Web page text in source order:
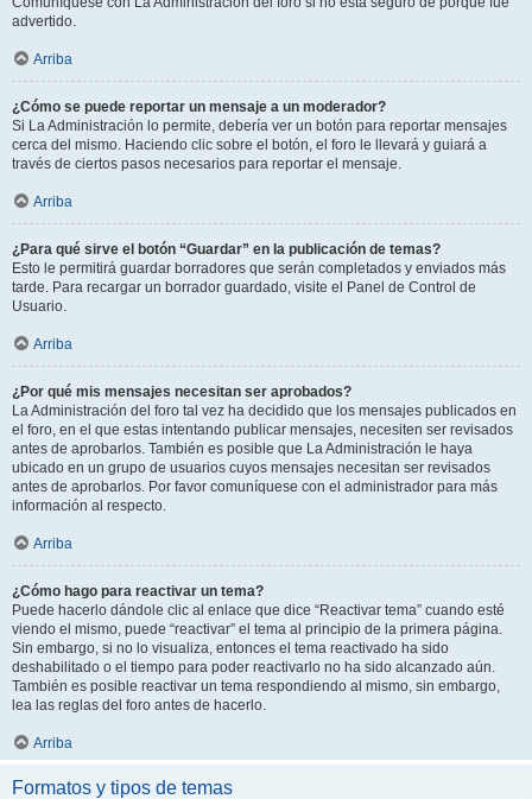
advertido.
Arriba
¿Cómo se puede reportar un mensaje a un moderador?
Si La Administración lo permite, debería ver un botón para reportar mensajes
cerca del mismo. Haciendo clic sobre el botón, el foro le llevará y guiará a
través de ciertos pasos necesarios para reportar el mensaje.
Arriba
¿Para qué sirve el botón “Guardar” en la publicación de temas?
Esto le permitirá guardar borradores que serán completados y enviados más
tarde. Para recargar un borrador guardado, visite el Panel de Control de
Usuario.
Arriba
¿Por qué mis mensajes necesitan ser aprobados?
La Administración del foro tal vez ha decidido que los mensajes publicados en
el foro, en el que estas intentando publicar mensajes, necesiten ser revisados
antes de aprobarlos. También es posible que La Administración le haya
ubicado en un grupo de usuarios cuyos mensajes necesitan ser revisados
antes de aprobarlos. Por favor comuníquese con el administrador para más
información al respecto.
Arriba
¿Cómo hago para reactivar un tema?
Puede hacerlo dándole clic al enlace que dice “Reactivar tema” cuando esté
viendo el mismo, puede “reactivar” el tema al principio de la primera página.
Sin embargo, si no lo visualiza, entonces el tema reactivado ha sido
deshabilitado o el tiempo para poder reactivarlo no ha sido alcanzado aún.
También es posible reactivar un tema respondiendo al mismo, sin embargo,
lea las reglas del foro antes de hacerlo.
Arriba
Formatos y tipos de temas